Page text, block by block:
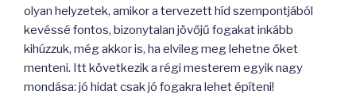
olyan helyzetek, amikor a tervezett híd szempontjából
kevéssé fontos, bizonytalan jövőjű fogakat inkább
kihúzzuk, még akkor is, ha elvileg meg lehetne őket
menteni. Itt következik a régi mesterem egyik nagy
mondása: jó hidat csak jó fogakra lehet építeni!